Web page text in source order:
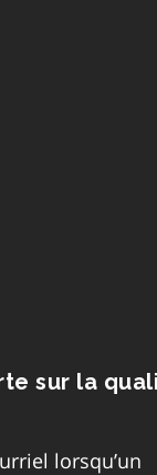
sur la
lorsqu’un